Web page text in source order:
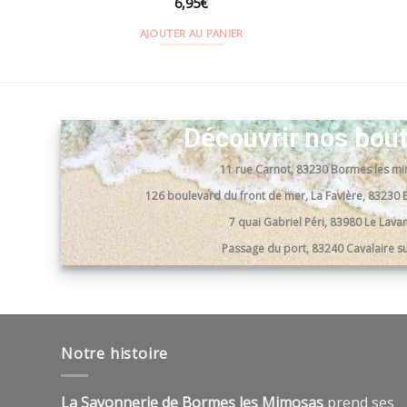
AJOUTER AU PANIER
Découvrir nos
11 rue Carnot, 83230 Bormes les
126 boulevard du front de mer, La Favière, 83230
7 quai Gabriel Péri, 83980 Le
Passage du port, 83240 Cavalaire
Notre histoire
La Savonnerie de Bormes les Mimosas prend ses